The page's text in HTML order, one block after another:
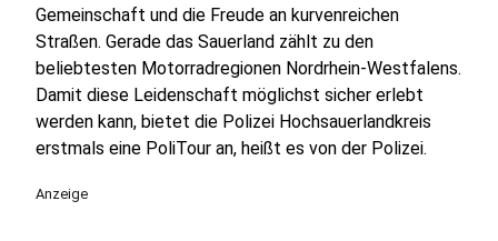
Gemeinschaft und die Freude an kurvenreichen
Straßen. Gerade das Sauerland zählt zu den
beliebtesten Motorradregionen Nordrhein-Westfalens.
Damit diese Leidenschaft möglichst sicher erlebt
werden kann, bietet die Polizei Hochsauerlandkreis
erstmals eine PoliTour an, heißt es von der Polizei.
Anzeige